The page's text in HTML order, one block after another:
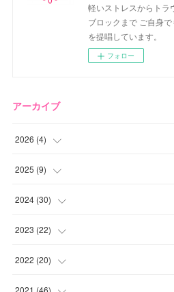
軽いストレスからトラ
ブロックまで ご自身
を提唱しています。
フォロー
アーカイブ
2026 (4)
( )
(1
(1
2025 (9)
(2
(2
(1
(1
2024 (30)
(4
(1
(4
2023 (22)
(1
(2
2022 (20)
(4
2021 (46)